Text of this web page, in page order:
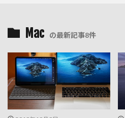
Mac の最新記事8件